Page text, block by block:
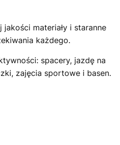
materiały i staranne
każdego.
spacery, jazdę na
zajęcia sportowe i basen.